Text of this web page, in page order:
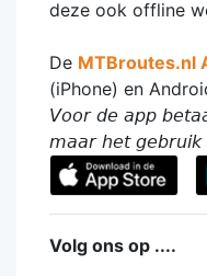
deze ook offline
De MTBroutes.nl
(iPhone) en
𝘝𝘰𝘰𝘳 𝘥𝘦 𝘢𝘱𝘱
𝘮𝘢𝘢𝘳 𝘩𝘦𝘵
Volg ons op ....